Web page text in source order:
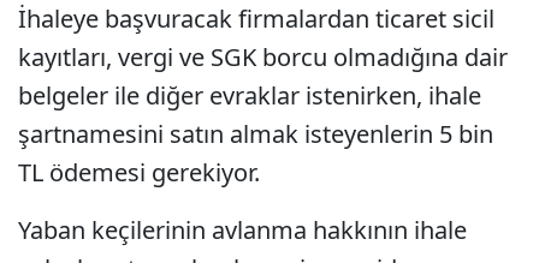
İhaleye başvuracak firmalardan ticaret sicil
kayıtları, vergi ve SGK borcu olmadığına dair
belgeler ile diğer evraklar istenirken, ihale
şartnamesini satın almak isteyenlerin 5 bin
TL ödemesi gerekiyor.
Yaban keçilerinin avlanma hakkının ihale